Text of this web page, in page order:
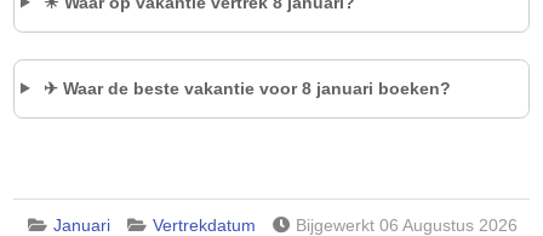
✈ Waar de beste vakantie voor 8 januari boeken?
Januari Vertrekdatum
Bijgewerkt 06 Augustus 2026